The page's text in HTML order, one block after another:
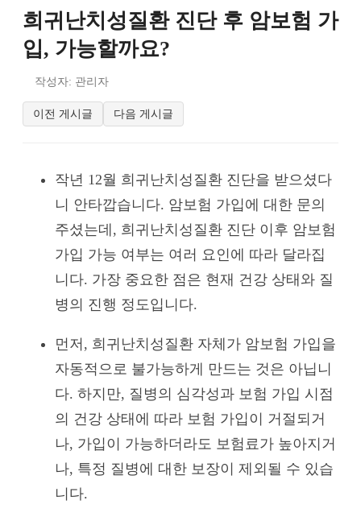
희귀난치성질환 진단 후 암보험 가
입, 가능할까요?
작성자: 관리자
이전 게시글 다음 게시글
작년 12월 희귀난치성질환 진단을 받으셨다
니 안타깝습니다. 암보험 가입에 대한 문의
주셨는데, 희귀난치성질환 진단 이후 암보험
가입 가능 여부는 여러 요인에 따라 달라집
니다. 가장 중요한 점은 현재 건강 상태와 질
병의 진행 정도입니다.
먼저, 희귀난치성질환 자체가 암보험 가입을
자동적으로 불가능하게 만드는 것은 아닙니
다. 하지만, 질병의 심각성과 보험 가입 시점
의 건강 상태에 따라 보험 가입이 거절되거
나, 가입이 가능하더라도 보험료가 높아지거
나, 특정 질병에 대한 보장이 제외될 수 있습
니다.